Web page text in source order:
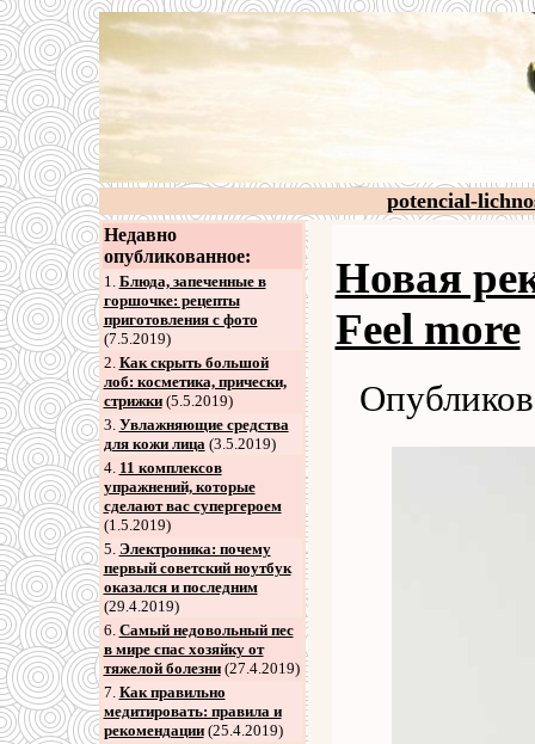
potencial-
Недавно
опубликованное:
1. Блюда, запеченные в
горшочке: рецепты
приготовления с фото
(7.5.2019)
2. Как скрыть большой
лоб: косметика, прически,
стрижки(5.5.2019)
3. Увлажняющие средства
для кожи лица(3.5.2019)
4. 11 комплексов
упражнений, которые
сделают вас супергероем
(1.5.2019)
5. Электроника: почему
первый советский ноутбук
оказался и последним
(29.4.2019)
6. Самый недовольный пес
в мире спас хозяйку от
тяжелой болезни(27.4.2019)
7. Как правильно
медитировать: правила и
рекомендации(25.4.2019)
Новая
Feel more